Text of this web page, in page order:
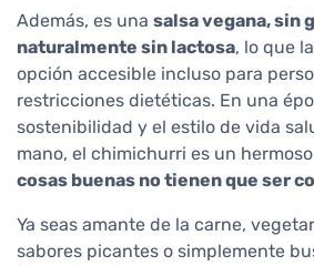
Además, es una salsa vegana, sin
naturalmente sin lactosa, lo que
opción accesible incluso para
restricciones dietéticas. En una
sostenibilidad y el estilo de vida
mano, el chimichurri es un
cosas buenas no tienen que ser
Ya seas amante de la carne,
sabores picantes o simplemente